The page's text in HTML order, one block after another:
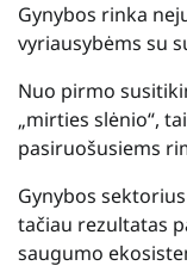
Gynybos rinka
vyriausybėms su
Nuo pirmo
„mirties slėnio“,
pasiruošusiems
Gynybos
tačiau rezultatas
saugumo